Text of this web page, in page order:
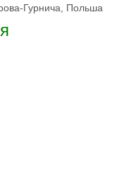
Гурнича, Польша